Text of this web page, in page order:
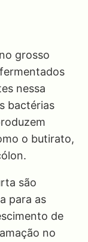
grosso
nessa
bactérias
o butirato,
são
para as
de
no